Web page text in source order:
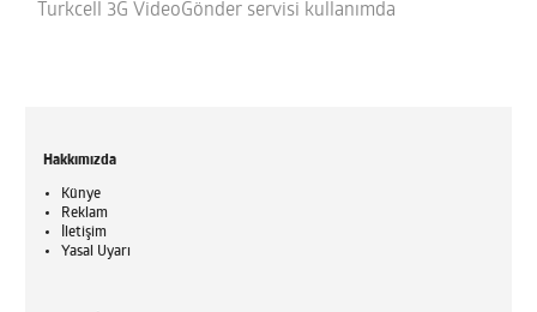
Turkcell 3G VideoGönder servisi kullanımda
Hakkımızda
Künye
Reklam
İletişim
Yasal Uyarı